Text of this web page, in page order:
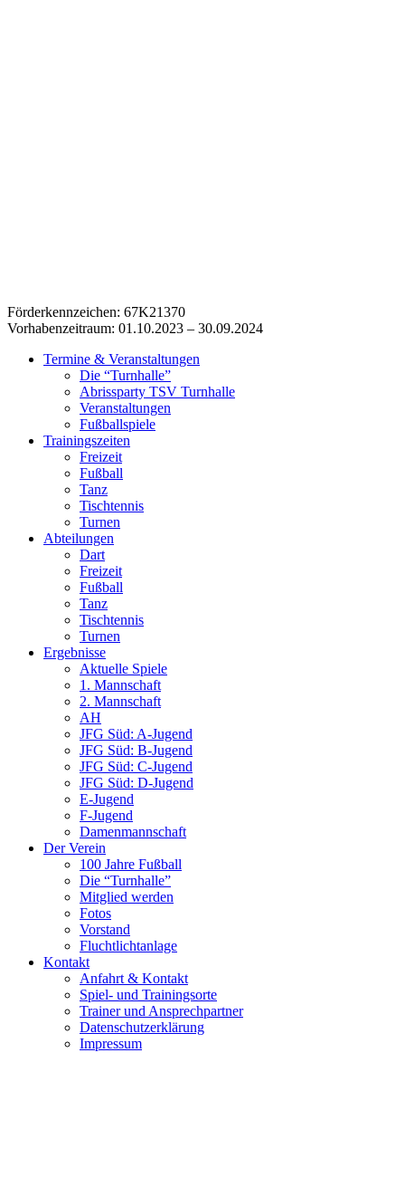
Förderkennzeichen: 67K21370
Vorhabenzeitraum: 01.10.2023 – 30.09.2024
Termine & Veranstaltungen
Die “Turnhalle”
Abrissparty TSV Turnhalle
Veranstaltungen
Fußballspiele
Trainingszeiten
Freizeit
Fußball
Tanz
Tischtennis
Turnen
Abteilungen
Dart
Freizeit
Fußball
Tanz
Tischtennis
Turnen
Ergebnisse
Aktuelle Spiele
1. Mannschaft
2. Mannschaft
AH
JFG Süd: A-Jugend
JFG Süd: B-Jugend
JFG Süd: C-Jugend
JFG Süd: D-Jugend
E-Jugend
F-Jugend
Damenmannschaft
Der Verein
100 Jahre Fußball
Die “Turnhalle”
Mitglied werden
Fotos
Vorstand
Fluchtlichtanlage
Kontakt
Anfahrt & Kontakt
Spiel- und Trainingsorte
Trainer und Ansprechpartner
Datenschutzerklärung
Impressum